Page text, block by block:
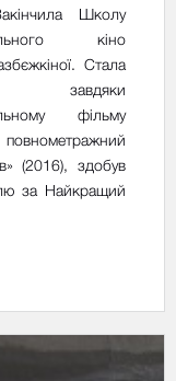
Школу
кіно
Стала
завдяки
фільму
(2016), здобув
за Найкращий